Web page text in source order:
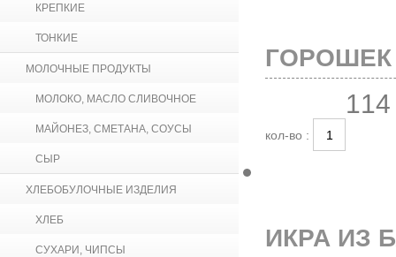
КРЕПКИЕ
ТОНКИЕ
МОЛОЧНЫЕ ПРОДУКТЫ
МОЛОКО, МАСЛО СЛИВОЧНОЕ
МАЙОНЕЗ, СМЕТАНА, СОУСЫ
СЫР
ХЛЕБОБУЛОЧНЫЕ ИЗДЕЛИЯ
ХЛЕБ
СУХАРИ, ЧИПСЫ
ГОРОШЕК
кол-во :
ИКРА ИЗ